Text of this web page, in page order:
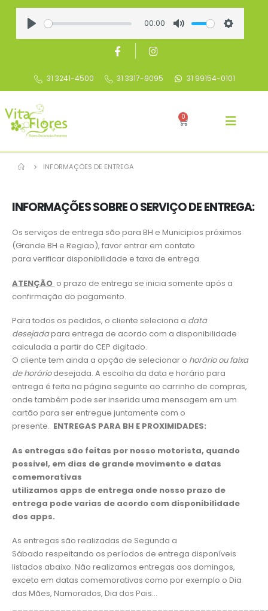
00:00
31 3241-4500 31 3317-9095 31 99154-0101
0
INFORMAÇÕES DE ENTREGA
INFORMAÇÕES SOBRE O SERVIÇO DE ENTREGA:
Os serviços de entrega são para BH e Municipios próximos
(Grande BH e Regiao), favor entrar em contato
para verificar disponibilidade e taxa de entrega.
ATENÇÃO o prazo de entrega se inicia somente após a
confirmação do pagamento.
Para todos os pedidos, o cliente seleciona a data
desejadapara entrega de acordo com a disponibilidade
calculada a partir do CEP digitado.
O cliente tem ainda a opção de selecionar o horário ou faixa
de horáriodesejada. A escolha da data e horário para
entrega é feita na página seguinte ao carrinho de compras,
onde também pode ser inserida uma mensagem em um
cartão para ser entregue juntamente com o
presente. ENTREGAS PARA BH E PROXIMIDADES:
As entregas são feitas por nosso motorista, quando
possivel, em dias de grande movimento e datas
comemorativas
utilizamos apps de entrega onde nosso prazo de
entrega pode varias de acordo com disponibilidade
dos apps.
As entregas são realizadas de Segunda a
Sábado respeitando os períodos de entrega disponíveis
listados abaixo. Não realizamos entregas aos domingos,
exceto em datas comemorativas como por exemplo o Dia
das Mães, Namorados, Dia dos Pais…